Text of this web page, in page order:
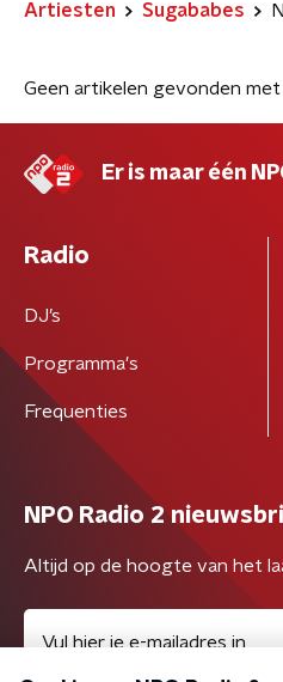
Artiesten Sugababes
Geen artikelen gevonden
Er is maar één
Radio
DJ’s
Programma's
Frequenties
NPO Radio 2
Altijd op de hoogte van het